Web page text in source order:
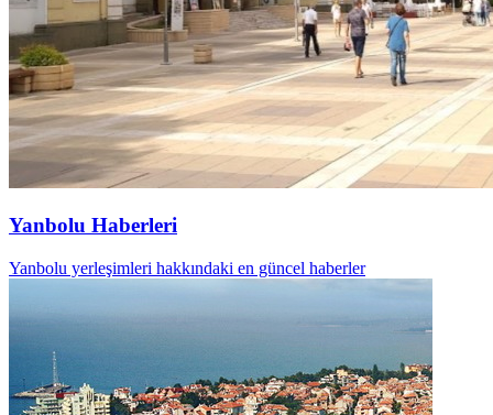
Yanbolu Haberleri
Yanbolu yerleşimleri hakkındaki en güncel haberler